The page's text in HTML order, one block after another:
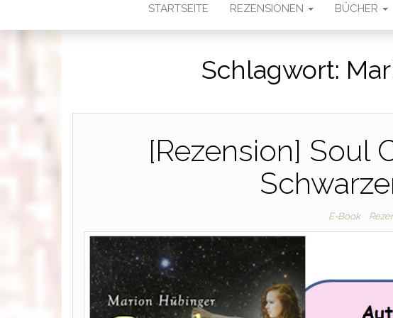
STARTSEITE REZENSIONEN BÜCHER
Schlagwort:
[Rezension] Soul
E-Book